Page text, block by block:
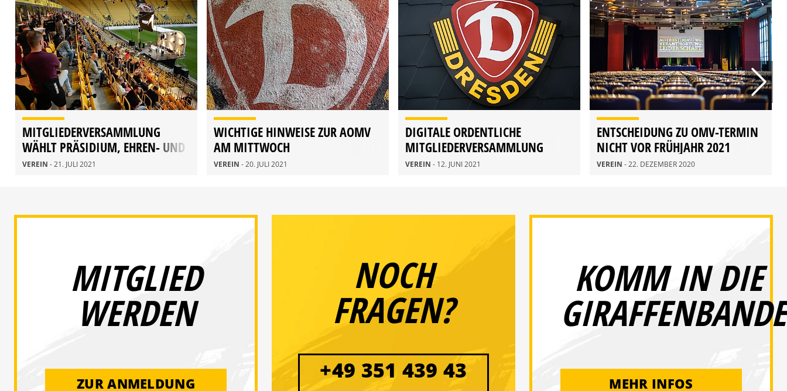
MITGLIEDERVERSAMMLUNG
WÄHLT PRÄSIDIUM, EHREN- UND
JUGENDRAT
VEREIN - 21. JULI 2021
WICHTIGE HINWEISE ZUR AOMV
AM MITTWOCH
VEREIN - 20. JULI 2021
DIGITALE ORDENTLICHE
MITGLIEDERVERSAMMLUNG
NICHT DURCHGEFÜHRT
VEREIN - 12. JUNI 2021
ENTSCHEIDUNG ZU OMV-TERMIN
NICHT VOR FRÜHJAHR 2021
VEREIN - 22. DEZEMBER 2020
MITGLIED
WERDEN
ZUR ANMELDUNG
NOCH
FRAGEN?
+49 351 439 43
KOMM IN DIE
GIRAFFENBANDE
MEHR INFOS